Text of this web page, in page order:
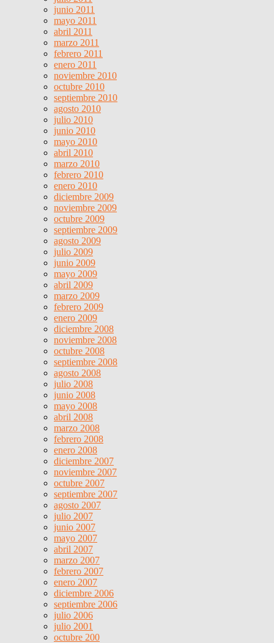
junio 2011
mayo 2011
abril 2011
marzo 2011
febrero 2011
enero 2011
noviembre 2010
octubre 2010
septiembre 2010
agosto 2010
julio 2010
junio 2010
mayo 2010
abril 2010
marzo 2010
febrero 2010
enero 2010
diciembre 2009
noviembre 2009
octubre 2009
septiembre 2009
agosto 2009
julio 2009
junio 2009
mayo 2009
abril 2009
marzo 2009
febrero 2009
enero 2009
diciembre 2008
noviembre 2008
octubre 2008
septiembre 2008
agosto 2008
julio 2008
junio 2008
mayo 2008
abril 2008
marzo 2008
febrero 2008
enero 2008
diciembre 2007
noviembre 2007
octubre 2007
septiembre 2007
agosto 2007
julio 2007
junio 2007
mayo 2007
abril 2007
marzo 2007
febrero 2007
enero 2007
diciembre 2006
septiembre 2006
julio 2006
julio 2001
octubre 200